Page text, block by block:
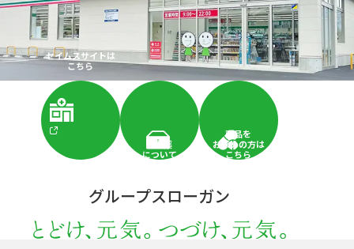
セイムスサイトは
こちら
配置薬
について
商品を
お求めの方は
こちら
グループスローガン